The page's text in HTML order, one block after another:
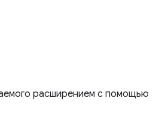
расширением с помощью